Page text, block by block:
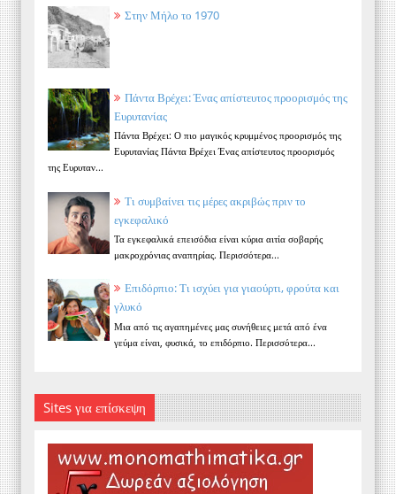
Στην Μήλο το 1970
Πάντα Βρέχει: Ένας απίστευτος προορισμός της
Ευρυτανίας
Πάντα Βρέχει: Ο πιο μαγικός κρυμμένος προορισμός της
Ευρυτανίας Πάντα Βρέχει Ένας απίστευτος προορισμός
της Ευρυταν...
Τι συμβαίνει τις μέρες ακριβώς πριν το
εγκεφαλικό
Τα εγκεφαλικά επεισόδια είναι κύρια αιτία σοβαρής
μακροχρόνιας αναπηρίας. Περισσότερα...
Επιδόρπιο: Τι ισχύει για γιαούρτι, φρούτα και
γλυκό
Μια από τις αγαπημένες μας συνήθειες μετά από ένα
γεύμα είναι, φυσικά, το επιδόρπιο. Περισσότερα...
Sites για επίσκεψη